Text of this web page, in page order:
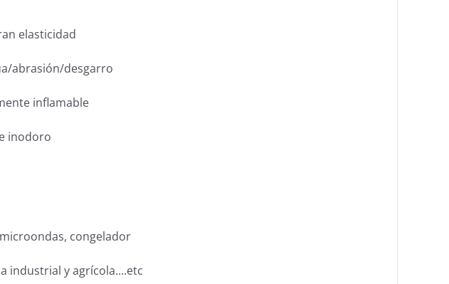
elasticidad
abrasión/desgarro
inflamable
inodoro
congelador
industrial y agrícola....etc